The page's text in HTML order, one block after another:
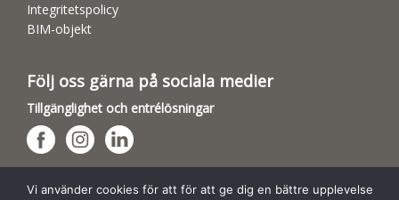
Integritetspolicy
BIM-objekt
Följ oss gärna på sociala medier
Tillgänglighet och entrélösningar
Hundsporthallar
Vi använder cookies för att för att ge dig en bättre upplevelse